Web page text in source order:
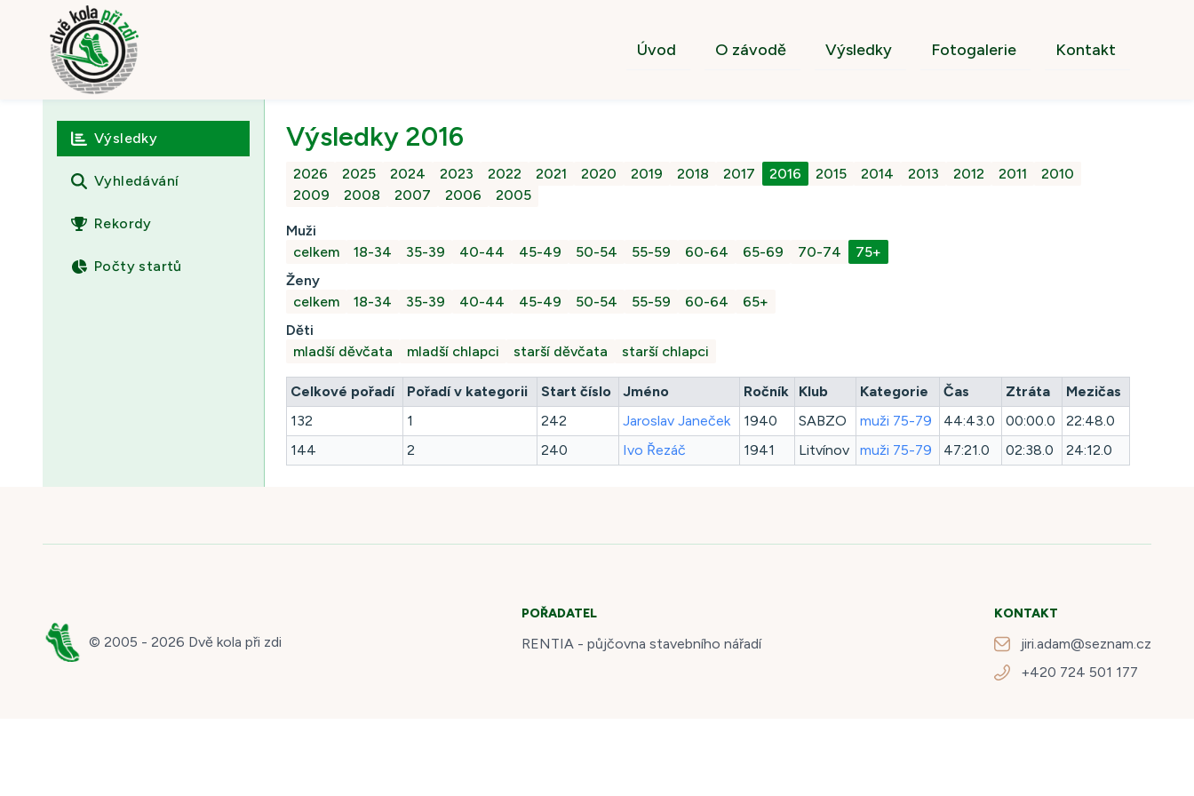
Úvod O závodě Výsledky Fotogalerie Kontakt
Výsledky
Vyhledávání
Rekordy
Počty startů
Výsledky 2016
2026 2025 2024 2023 2022 2021 2020 2019 2018 2017 2016 2015 2014 2013 2012 2011
2010
2009
2008 2007 2006 2005
Muži
celkem
18-34 35-39 40-44 45-49 50-54 55-59 60-64 65-69 70-74
75+
Ženy
celkem
18-34 35-39 40-44 45-49 50-54 55-59 60-64
65+
Děti
mladší děvčata
mladší chlapci starší děvčata starší chlapci
Celkové pořadí Pořadí v kategorii Start číslo Jméno Ročník Klub Kategorie Čas Ztráta
Mezičas
132
1 242 Jaroslav Janeček 1940 SABZO muži 75-79 44:43.0 00:00.0
22:48.0
144
2 240 Ivo Řezáč 1941 Litvínov muži 75-79 47:21.0 02:38.0 24:12.0
© 2005 - 2026 Dvě kola při zdi
POŘADATEL
RENTIA - půjčovna stavebního nářadí
KONTAKT
jiri.adam@seznam.cz
+420 724 501 177